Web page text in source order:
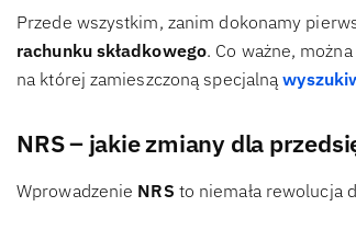
Przede wszystkim, zanim dokonamy
rachunku składkowego. Co ważne,
na której zamieszczoną specjalną
NRS – jakie zmiany dla
Wprowadzenie NRS to niemała rewolucja